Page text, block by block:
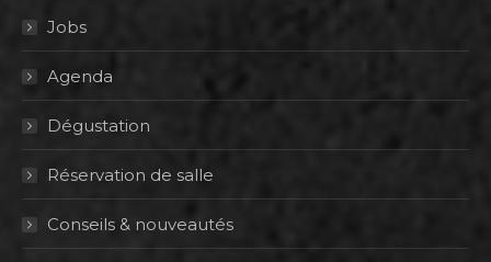
Jobs
Agenda
Dégustation
Réservation de salle
Conseils & nouveautés